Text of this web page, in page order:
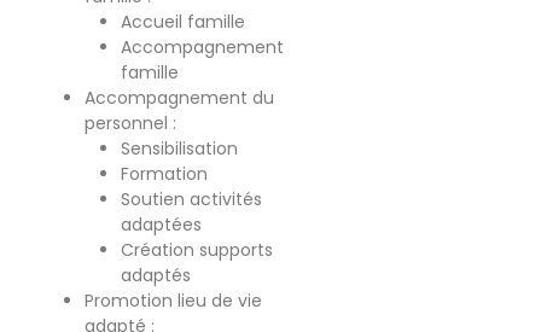
Accueil famille
Accompagnement
famille
Accompagnement du
personnel :
Sensibilisation
Formation
Soutien activités
adaptées
Création supports
adaptés
Promotion lieu de vie
adapté :